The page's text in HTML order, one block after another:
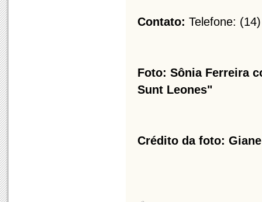
Contato: Telefone:
Foto: Sônia Ferreira
Sunt Leones"
Crédito da foto: